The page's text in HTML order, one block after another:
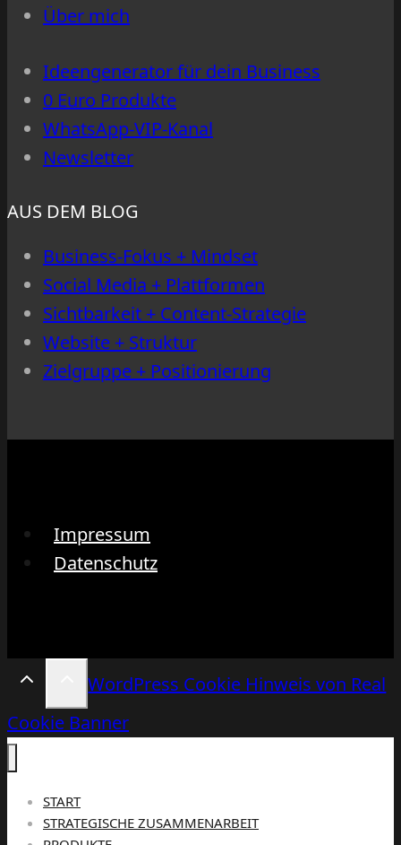
vorn
Über mich
Ideengenerator für dein Business
0 Euro Produkte
WhatsApp-VIP-Kanal
Newsletter
AUS DEM BLOG
Business-Fokus + Mindset
Social Media + Plattformen
Sichtbarkeit + Content-Strategie
Website + Struktur
Zielgruppe + Positionierung
Impressum
Datenschutz
WordPress Cookie Hinweis von Real
Cookie Banner
START
STRATEGISCHE ZUSAMMENARBEIT